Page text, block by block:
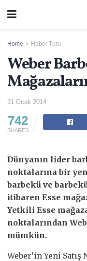
Home Haber Turu
Weber
31 Ocak 2014
742
SHARES
Dünyanın lider
noktalarına bir
barbekü ve
itibaren Esse
Yetkili Esse
noktalarından
mümkün.
Weber’in Yeni Satış